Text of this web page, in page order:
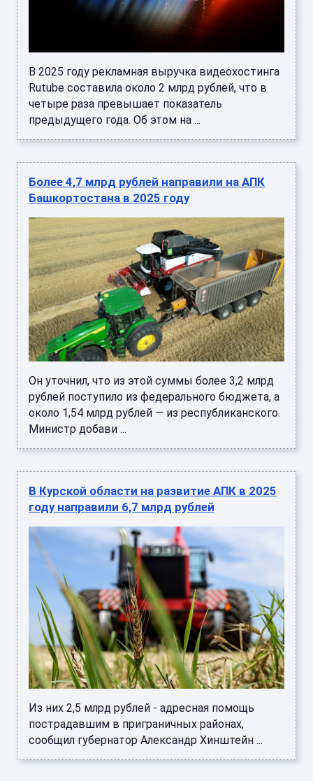
В 2025 году рекламная выручка видеохостинга
Rutube составила около 2 млрд рублей, что в
четыре раза превышает показатель
предыдущего года. Об этом на ...
Более 4,7 млрд рублей направили на АПК
Башкортостана в 2025 году
Он уточнил, что из этой суммы более 3,2 млрд
рублей поступило из федерального бюджета, а
около 1,54 млрд рублей — из республиканского.
Министр добави ...
В Курской области на развитие АПК в 2025
году направили 6,7 млрд рублей
Из них 2,5 млрд рублей - адресная помощь
пострадавшим в приграничных районах,
сообщил губернатор Александр Хинштейн ...